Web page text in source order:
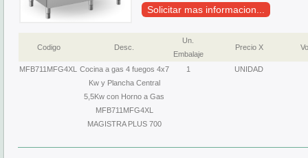
Solicitar mas informacion...
Codigo Desc.
Un.
Embalaje
Precio X
MFB711MFG4XL
Cocina a gas 4 fuegos 4x7
Kw y Plancha Central
5,5Kw con Horno a Gas
MFB711MFG4XL
MAGISTRA PLUS 700
1 UNIDAD